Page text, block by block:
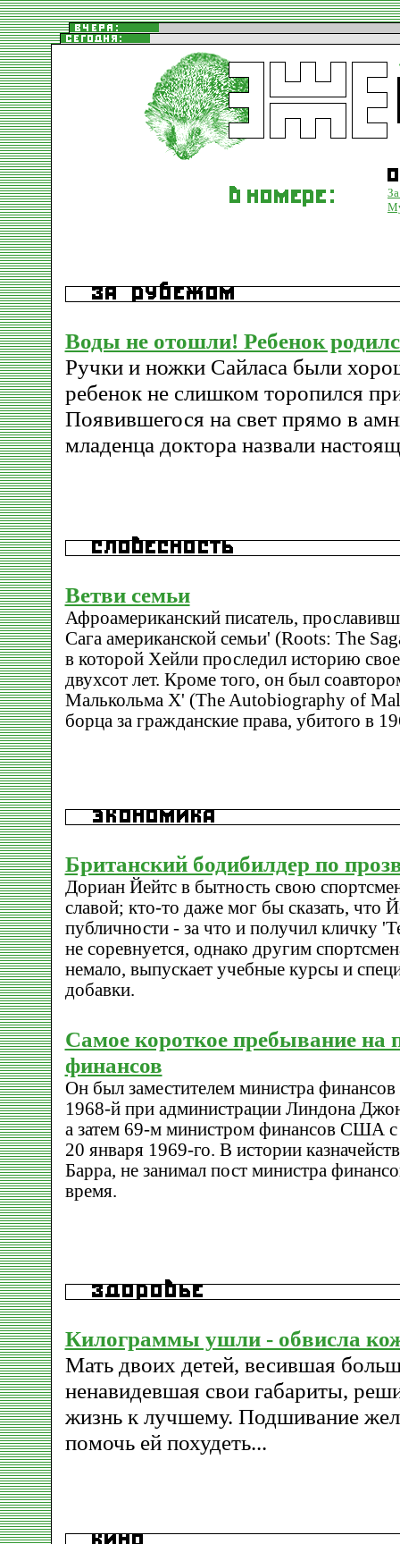
Воды не отошли! Ребенок
Ручки и ножки Сайласа были
ребенок не слишком торопился
Появившегося на свет прямо в
младенца доктора назвали
Ветви семьи
Афроамериканский писатель,
Сага американской семьи' (Roots: The
в которой Хейли проследил историю
двухсот лет. Кроме того, он был
Малькольма X' (The Autobiography of
борца за гражданские права, убитого в
Британский бодибилдер по
Дориан Йейтс в бытность свою
славой; кто-то даже мог бы сказать, что
публичности - за что и получил кличку
не соревнуется, однако другим
немало, выпускает учебные курсы и
добавки.
Самое короткое пребывание на
финансов
Он был заместителем министра
1968-й при администрации Линдона
а затем 69-м министром финансов США с
20 января 1969-го. В истории
Барра, не занимал пост министра
время.
Килограммы ушли - обвисла
Мать двоих детей, весившая
ненавидевшая свои габариты,
жизнь к лучшему. Подшивание
помочь ей похудеть...